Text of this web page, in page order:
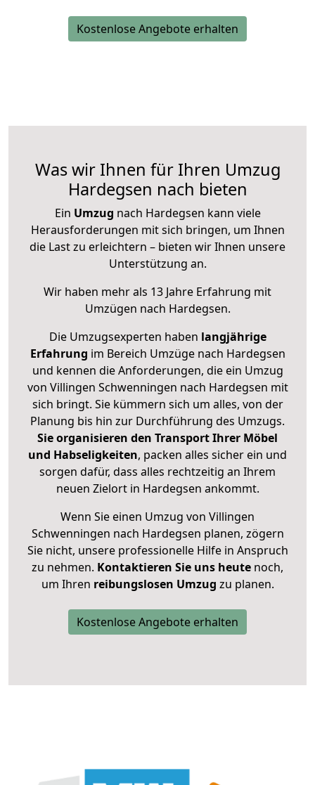
Kostenlose Angebote erhalten
Was wir Ihnen für Ihren Umzug
Hardegsen nach bieten
Ein Umzug nach Hardegsen kann viele
Herausforderungen mit sich bringen, um Ihnen
die Last zu erleichtern – bieten wir Ihnen unsere
Unterstützung an.
Wir haben mehr als 13 Jahre Erfahrung mit
Umzügen nach Hardegsen.
Die Umzugsexperten haben langjährige
Erfahrung im Bereich Umzüge nach Hardegsen
und kennen die Anforderungen, die ein Umzug
von Villingen Schwenningen nach Hardegsen mit
sich bringt. Sie kümmern sich um alles, von der
Planung bis hin zur Durchführung des Umzugs.
Sie organisieren den Transport Ihrer Möbel
und Habseligkeiten, packen alles sicher ein und
sorgen dafür, dass alles rechtzeitig an Ihrem
neuen Zielort in Hardegsen ankommt.
Wenn Sie einen Umzug von Villingen
Schwenningen nach Hardegsen planen, zögern
Sie nicht, unsere professionelle Hilfe in Anspruch
zu nehmen. Kontaktieren Sie uns heute noch,
um Ihren reibungslosen Umzug zu planen.
Kostenlose Angebote erhalten